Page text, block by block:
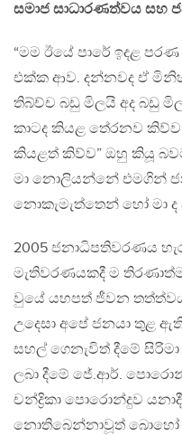
සමාජ සාධාරණත්වය සහ
“මම ඊයේ පාරේ ඉදළ
එක්ක ආව. දන්නවද ඒ
තිබ්ච්ච බඩු මිලයි අද බඩු
කාටද කියළ තේරනව කිව්ව.
කියළත් කිව්ව” ඔහු කියූ
මා නොලියන්නේ එමගින්
නොකැමැත්තෙන් හෝ මා
2005 ජනාධිපතිවරණය
මැතිවරණයකදී ම
වුයේ යහපත් ජීවන
උදෙසා අපේ ජනයා තුළ
සහල් ගෙනැවිත් දීමේ
ලබා දීමේ ජේ.ආර්.
චන්ද්‍රිකා පොරොන්දුව
නොතිබෙන්නාවූත් බොහෝ